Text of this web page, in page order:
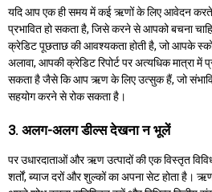
यदि आप एक ही समय में कई ऋणों के लिए आवेदन करते
प्रभावित हो सकता है, जिसे करने से आपको बचना
क्रेडिट पूछताछ की आवश्यकता होती है, जो आपके
अलावा, आपकी क्रेडिट रिपोर्ट पर अत्यधिक मात्रा में
सकता है जैसे कि आप ऋण के लिए उत्सुक हैं, जो
सहयोग करने से रोक सकता है।
3. अलग-अलग डील्स देखना न भूलें
पर उधारदाताओं और ऋण उत्पादों की एक विस्तृत
शर्तों, ब्याज दरों और शुल्कों का अपना सेट होता है।